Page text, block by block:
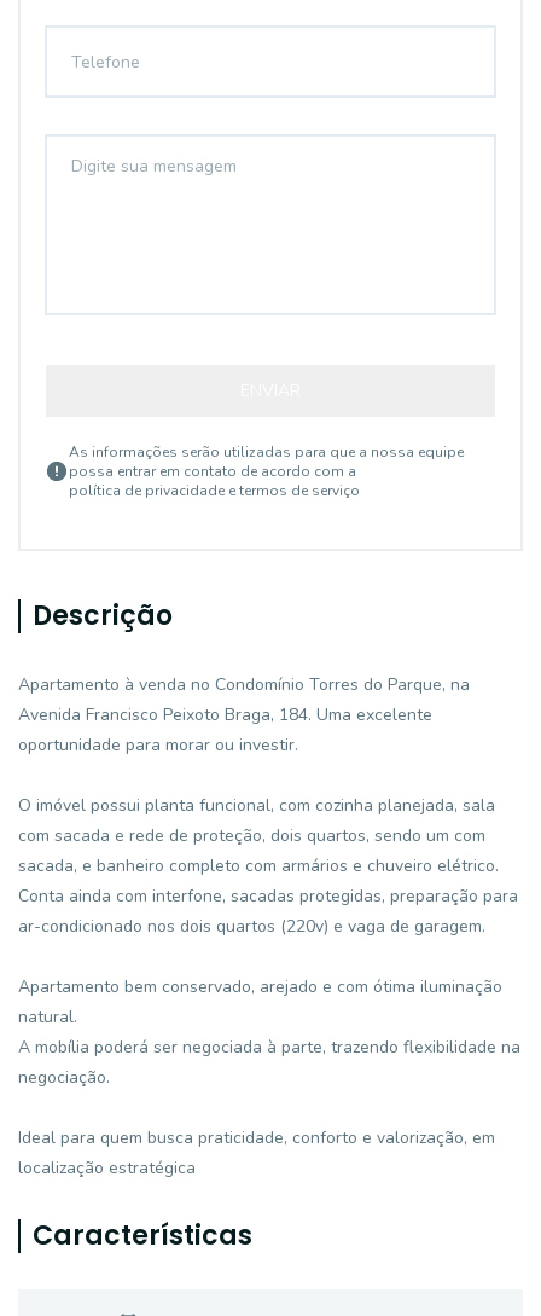
As informações serão utilizadas para que a nossa equipe
possa entrar em contato de acordo com a
política de privacidade e termos de serviço
Descrição
Apartamento à venda no Condomínio Torres do Parque, na
Avenida Francisco Peixoto Braga, 184. Uma excelente
oportunidade para morar ou investir.
O imóvel possui planta funcional, com cozinha planejada, sala
com sacada e rede de proteção, dois quartos, sendo um com
sacada, e banheiro completo com armários e chuveiro elétrico.
Conta ainda com interfone, sacadas protegidas, preparação para
ar-condicionado nos dois quartos (220v) e vaga de garagem.
Apartamento bem conservado, arejado e com ótima iluminação
natural.
A mobília poderá ser negociada à parte, trazendo flexibilidade na
negociação.
Ideal para quem busca praticidade, conforto e valorização, em
localização estratégica
Características